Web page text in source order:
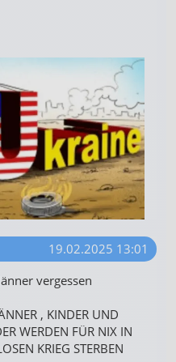
19.02.2025 13:01
vergessen
, KINDER UND
WERDEN FÜR NIX IN
KRIEG STERBEN